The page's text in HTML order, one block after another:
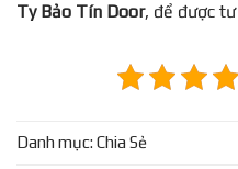
Ty Bảo Tín Door, để được
Danh mục: Chia Sẻ